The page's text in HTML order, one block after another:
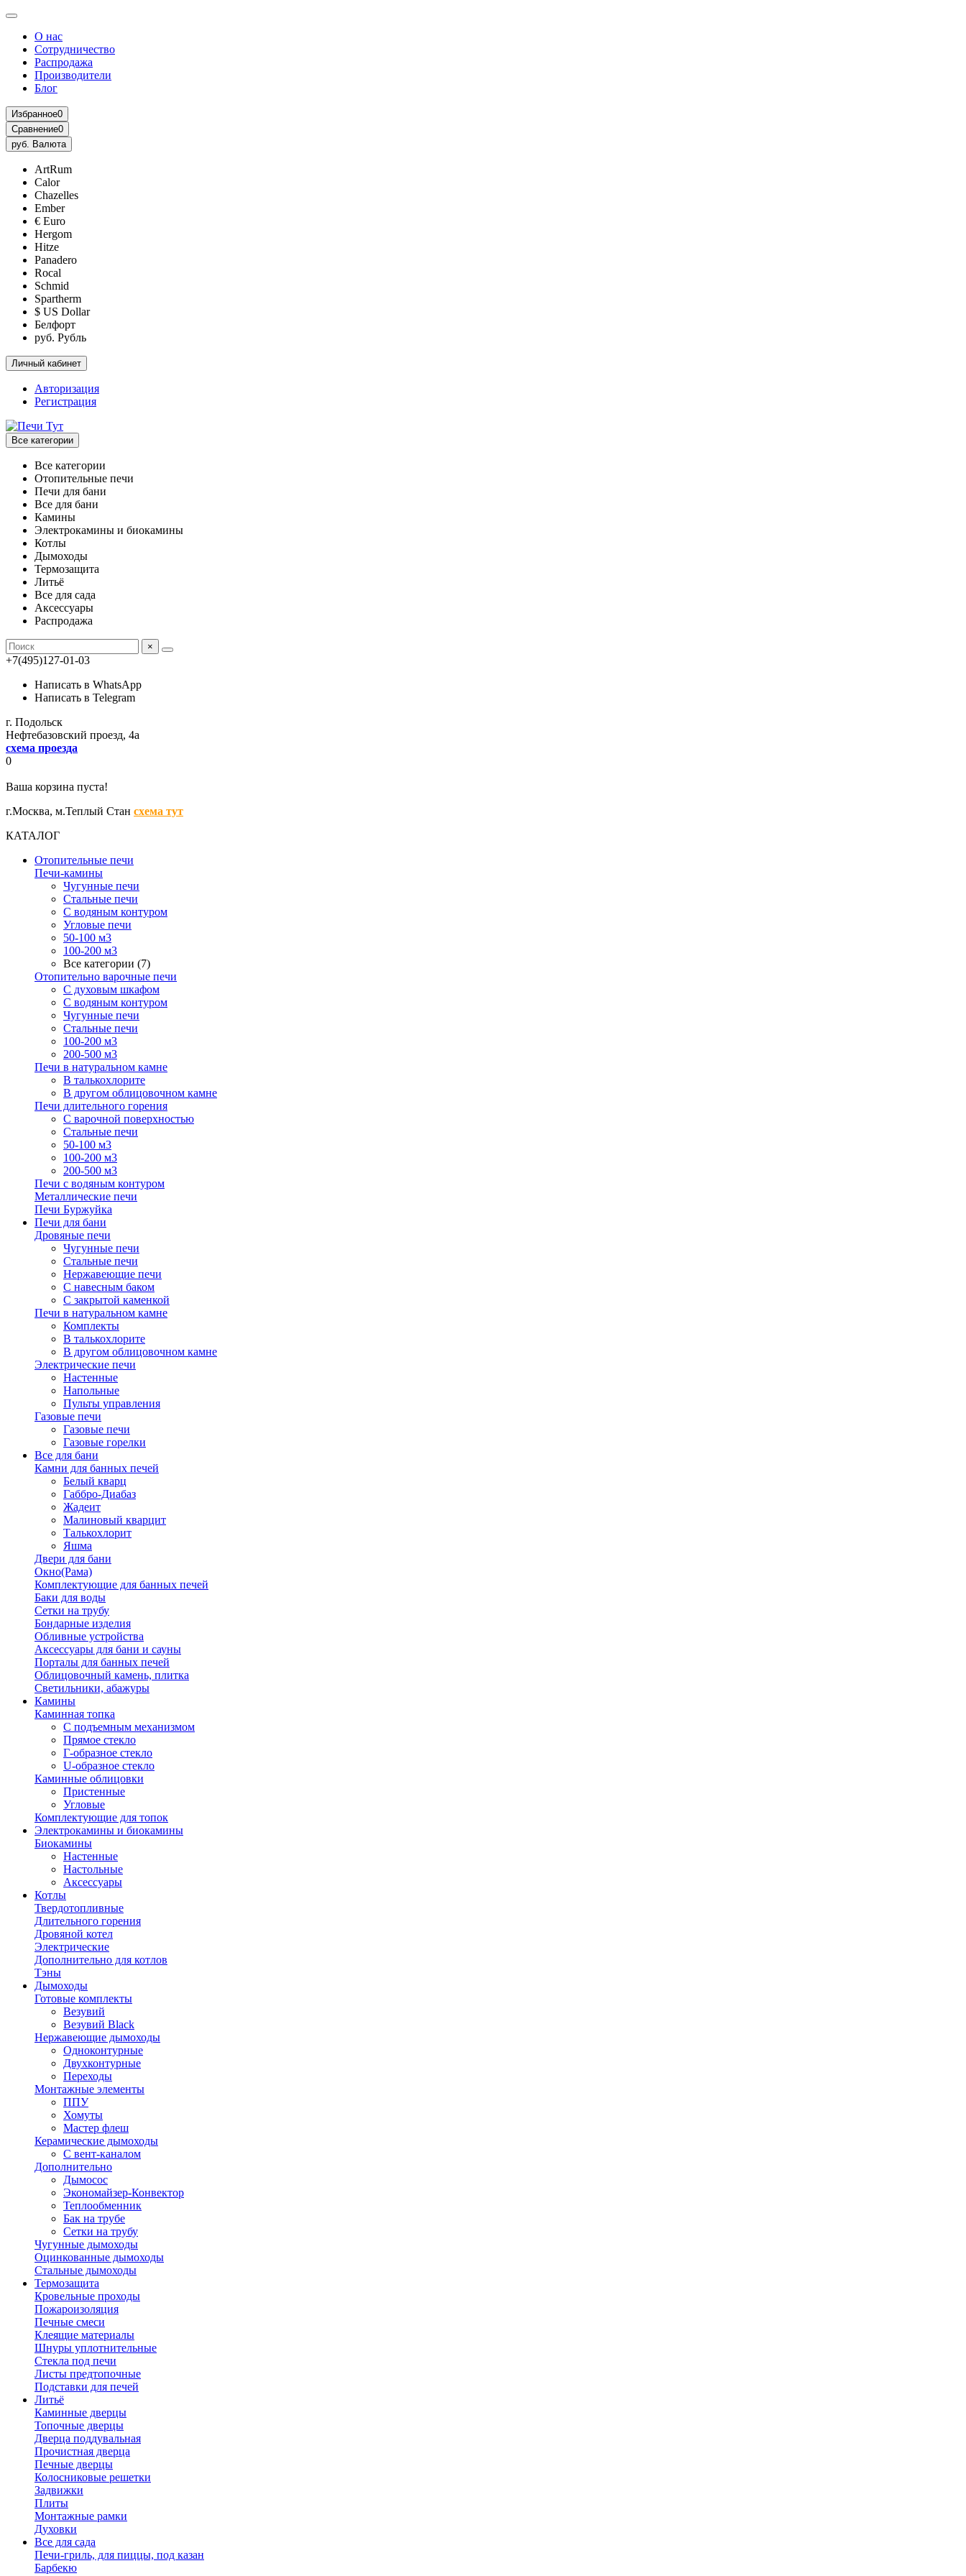
О нас
Сотрудничество
Распродажа
Производители
Блог
Избранное0
Сравнение0
руб. Валюта
ArtRum
Calor
Chazelles
Ember
€ Euro
Hergom
Hitze
Panadero
Rocal
Schmid
Spartherm
$ US Dollar
Белфорт
руб. Рубль
Личный кабинет
Авторизация
Регистрация
Все категории
Все категории
Отопительные печи
Печи для бани
Все для бани
Камины
Электрокамины и биокамины
Котлы
Дымоходы
Термозащита
Литьё
Все для сада
Аксессуары
Распродажа
×
+7(495)127-01-03
Написать в WhatsApp
Написать в Telegram
г. Подольск
Нефтебазовский проезд, 4а
схема проезда
0
Ваша корзина пуста!
г.Москва, м.Теплый Стан схема тут
КАТАЛОГ
Отопительные печи
Печи-камины
Чугунные печи
Стальные печи
С водяным контуром
Угловые печи
50-100 м3
100-200 м3
Все категории (7)
Отопительно варочные печи
С духовым шкафом
С водяным контуром
Чугунные печи
Стальные печи
100-200 м3
200-500 м3
Печи в натуральном камне
В талькохлорите
В другом облицовочном камне
Печи длительного горения
С варочной поверхностью
Стальные печи
50-100 м3
100-200 м3
200-500 м3
Печи с водяным контуром
Металлические печи
Печи Буржуйка
Печи для бани
Дровяные печи
Чугунные печи
Стальные печи
Нержавеющие печи
С навесным баком
С закрытой каменкой
Печи в натуральном камне
Комплекты
В талькохлорите
В другом облицовочном камне
Электрические печи
Настенные
Напольные
Пульты управления
Газовые печи
Газовые печи
Газовые горелки
Все для бани
Камни для банных печей
Белый кварц
Габбро-Диабаз
Жадеит
Малиновый кварцит
Талькохлорит
Яшма
Двери для бани
Окно(Рама)
Комплектующие для банных печей
Баки для воды
Сетки на трубу
Бондарные изделия
Обливные устройства
Аксессуары для бани и сауны
Порталы для банных печей
Облицовочный камень, плитка
Светильники, абажуры
Камины
Каминная топка
С подъемным механизмом
Прямое стекло
Г-образное стекло
U-образное стекло
Каминные облицовки
Пристенные
Угловые
Комплектующие для топок
Электрокамины и биокамины
Биокамины
Настенные
Настольные
Аксессуары
Котлы
Твердотопливные
Длительного горения
Дровяной котел
Электрические
Дополнительно для котлов
Тэны
Дымоходы
Готовые комплекты
Везувий
Везувий Black
Нержавеющие дымоходы
Одноконтурные
Двухконтурные
Переходы
Монтажные элементы
ППУ
Хомуты
Мастер флеш
Керамические дымоходы
С вент-каналом
Дополнительно
Дымосос
Экономайзер-Конвектор
Теплообменник
Бак на трубе
Сетки на трубу
Чугунные дымоходы
Оцинкованные дымоходы
Стальные дымоходы
Термозащита
Кровельные проходы
Пожароизоляция
Печные смеси
Клеящие материалы
Шнуры уплотнительные
Стекла под печи
Листы предтопочные
Подставки для печей
Литьё
Каминные дверцы
Топочные дверцы
Дверца поддувальная
Прочистная дверца
Печные дверцы
Колосниковые решетки
Задвижки
Плиты
Монтажные рамки
Духовки
Все для сада
Печи-гриль, для пиццы, под казан
Барбекю